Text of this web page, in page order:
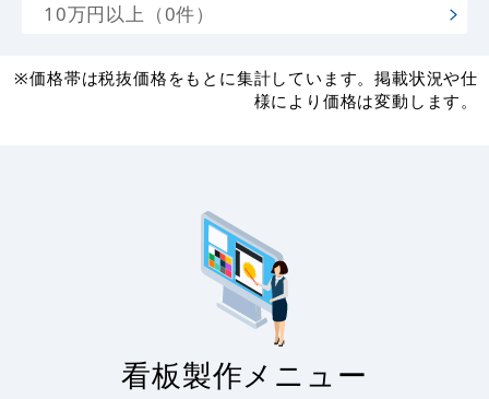
10万円以上（0件）
※価格帯は税抜価格をもとに集計しています。掲載状況や仕
様により価格は変動します。
看板製作メニュー